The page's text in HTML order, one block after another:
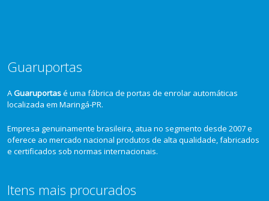
Guaruportas
AGuaruportasé uma fábrica de portas de enrolar automáticas
localizada em Maringá-PR.
Empresa genuinamente brasileira, atua no segmento desde 2007 e
oferece ao mercado nacional produtos de alta qualidade, fabricados
e certificados sob normas internacionais.
Itens mais procurados